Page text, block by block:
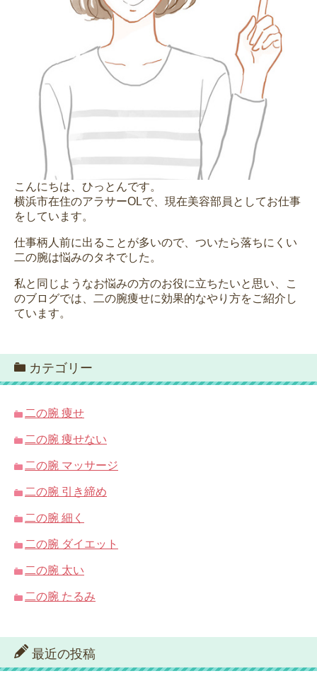
こんにちは、ひっとんです。
横浜市在住のアラサーOLで、現在美容部員としてお仕事
をしています。
仕事柄人前に出ることが多いので、ついたら落ちにくい
二の腕は悩みのタネでした。
私と同じようなお悩みの方のお役に立ちたいと思い、こ
のブログでは、二の腕痩せに効果的なやり方をご紹介し
ています。
カテゴリー
二の腕 痩せ
二の腕 痩せない
二の腕 マッサージ
二の腕 引き締め
二の腕 細く
二の腕 ダイエット
二の腕 太い
二の腕 たるみ
最近の投稿